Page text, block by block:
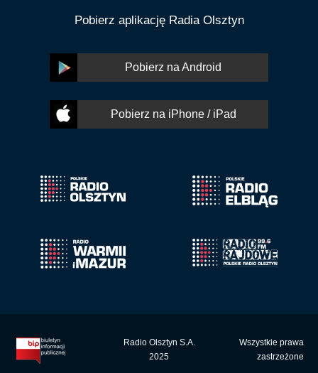
Pobierz aplikację Radia Olsztyn
Pobierz na Android
Pobierz na iPhone / iPad
Radio Olsztyn S.A.
2025
Wszystkie prawa
zastrzeżone